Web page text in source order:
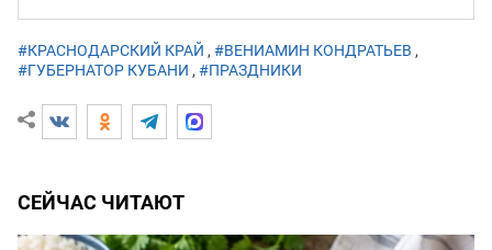
#КРАСНОДАРСКИЙ КРАЙ , #ВЕНИАМИН КОНДРАТЬЕВ ,
#ГУБЕРНАТОР КУБАНИ , #ПРАЗДНИКИ
СЕЙЧАС ЧИТАЮТ